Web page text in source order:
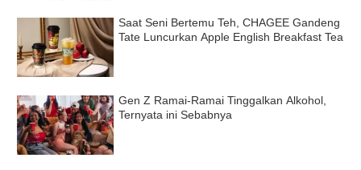
Saat Seni Bertemu Teh, CHAGEE Gandeng
Tate Luncurkan Apple English Breakfast Tea
Gen Z Ramai-Ramai Tinggalkan Alkohol,
Ternyata ini Sebabnya